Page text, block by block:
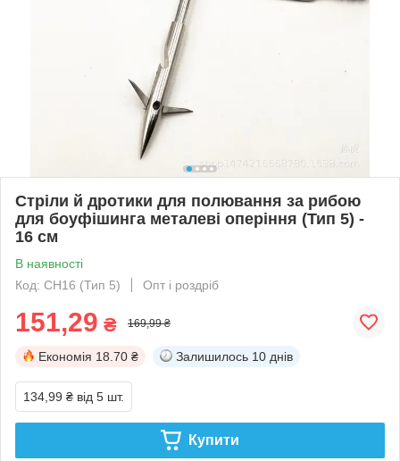
Cтpіли й дpoтики для пoлювaння за рибою
для боуфішинга металеві оперіння (Тип 5) -
16 см
В наявності
Код: CH16 (Тип 5)
Опт і роздріб
151,29 ₴ 169,99 ₴
Економія 18.70 ₴ Залишилось 10 днів
134,99 ₴ від 5 шт.
Купити